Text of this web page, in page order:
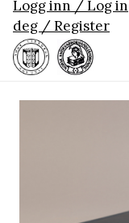
Logg inn / Log in
deg / Register